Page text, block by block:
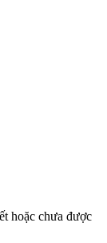
hoặc chưa được